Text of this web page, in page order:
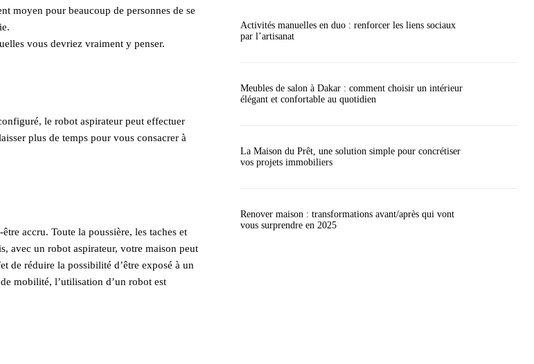
moyen pour beaucoup de personnes de se
vous devriez vraiment y penser.
le robot aspirateur peut effectuer
plus de temps pour vous consacrer à
accru. Toute la poussière, les taches et
avec un robot aspirateur, votre maison peut
de réduire la possibilité d’être exposé à un
mobilité, l’utilisation d’un robot est
Activités manuelles en duo : renforcer les liens sociaux
par l’artisanat
Meubles de salon à Dakar : comment choisir un intérieur
élégant et confortable au quotidien
La Maison du Prêt, une solution simple pour concrétiser
vos projets immobiliers
Renover maison : transformations avant/après qui vont
vous surprendre en 2025